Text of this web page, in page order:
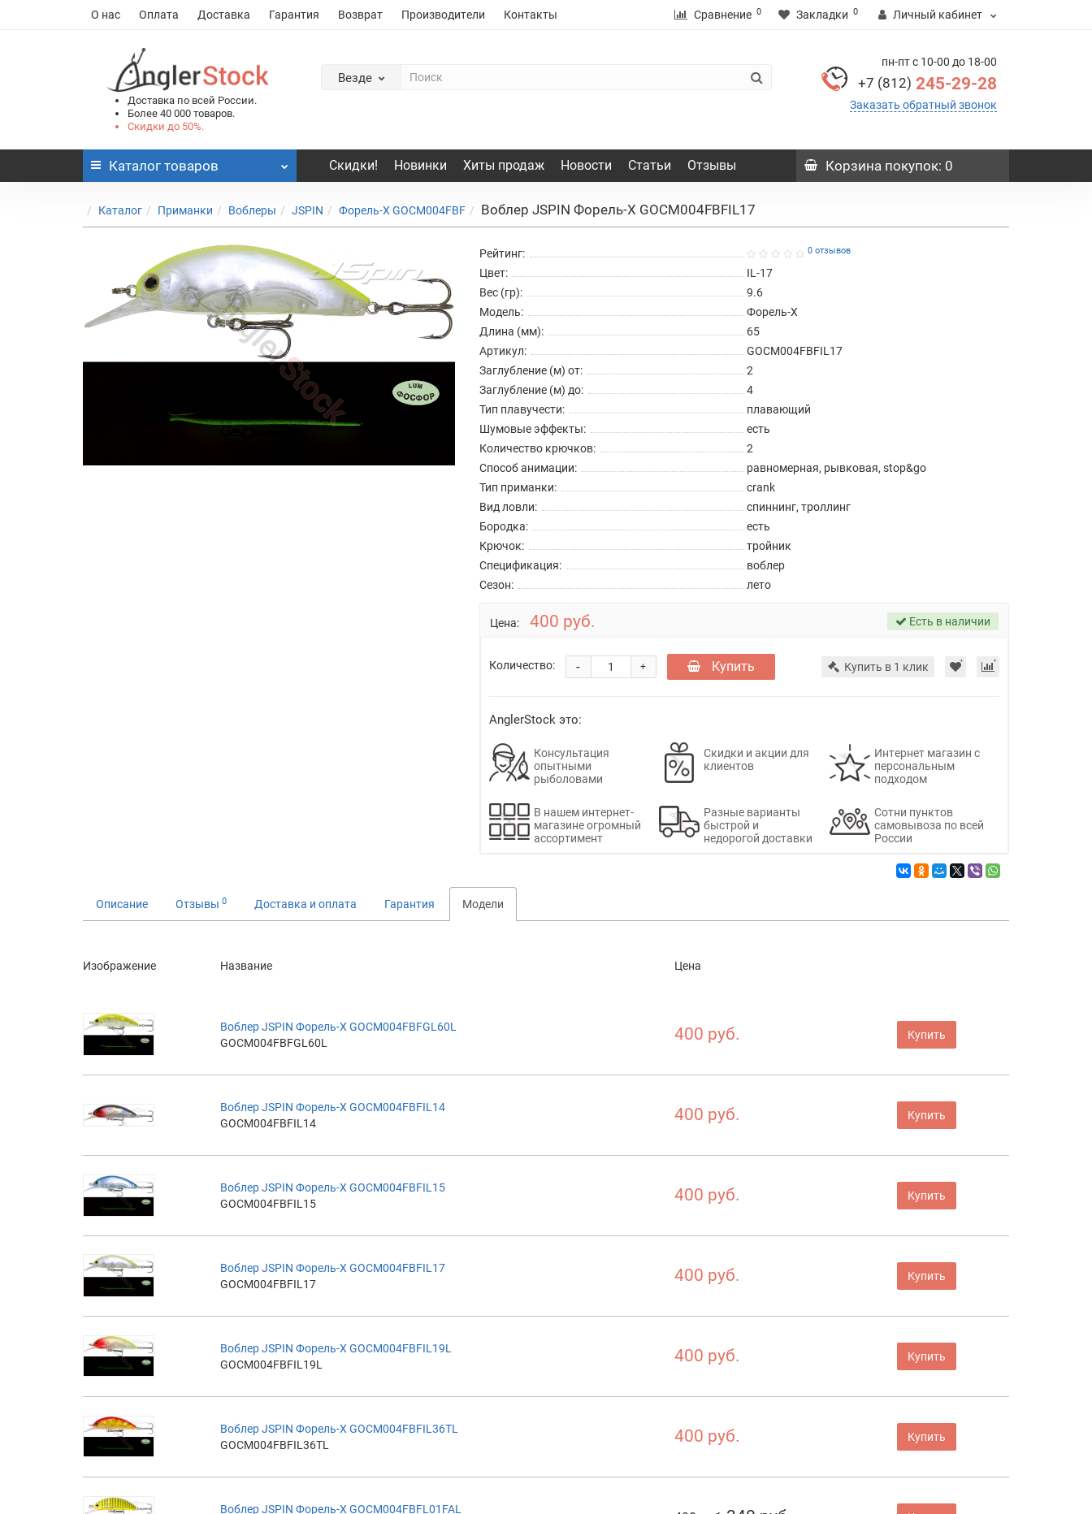
О нас Оплата Доставка Гарантия Возврат Производители Контакты Сравнение 0 Закладки 0 Личный кабинет
Доставка по всей России.
Более 40 000 товаров.
Скидки до 50%.
Везде
пн-пт с 10-00 до 18-00
+7 (812) 245-29-28
Заказать обратный звонок
Каталог товаров Скидки! Новинки Хиты продаж Новости Статьи Отзывы Корзина покупок: 0
Каталог Приманки Воблеры JSPIN Форель-X GOCM004FBF Воблер JSPIN Форель-X GOCM004FBFIL17
Рейтинг: 0 отзывов
Цвет:
IL-17
Вес (гр):
9.6
Модель:
Форель-X
Длина (мм):
65
Артикул:
GOCM004FBFIL17
Заглубление (м) от:
2
Заглубление (м) до:
4
Тип плавучести:
плавающий
Шумовые эффекты:
есть
Количество крючков:
2
Способ анимации:
равномерная, рывковая, stop&go
Тип приманки:
crank
Вид ловли:
спиннинг, троллинг
Бородка:
есть
Крючок:
тройник
Спецификация:
воблер
Сезон:
лето
Цена: 400 руб. Есть в наличии
Количество: +
- Купить Купить в 1 клик
AnglerStock это:
Консультация
опытными
рыболовами
Скидки и акции для
клиентов
Интернет магазин с
персональным
подходом
В нашем интернет-
магазине огромный
ассортимент
Разные варианты
быстрой и
недорогой доставки
Сотни пунктов
самовывоза по всей
России
Описание Отзывы 0 Доставка и оплата Гарантия Модели
Изображение Название Цена
Воблер JSPIN Форель-X GOCM004FBFGL60L
GOCM004FBFGL60L
400 руб. Купить
Воблер JSPIN Форель-X GOCM004FBFIL14
GOCM004FBFIL14
400 руб. Купить
Воблер JSPIN Форель-X GOCM004FBFIL15
GOCM004FBFIL15
400 руб. Купить
Воблер JSPIN Форель-X GOCM004FBFIL17
GOCM004FBFIL17
400 руб. Купить
Воблер JSPIN Форель-X GOCM004FBFIL19L
GOCM004FBFIL19L
400 руб. Купить
Воблер JSPIN Форель-X GOCM004FBFIL36TL
GOCM004FBFIL36TL
400 руб. Купить
Воблер JSPIN Форель-X GOCM004FBFL01FAL